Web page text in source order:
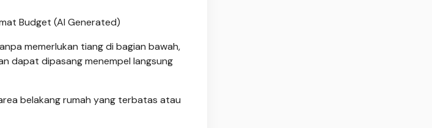
Budget (AI Generated)
memerlukan tiang di bagian bawah,
dapat dipasang menempel langsung
belakang rumah yang terbatas atau